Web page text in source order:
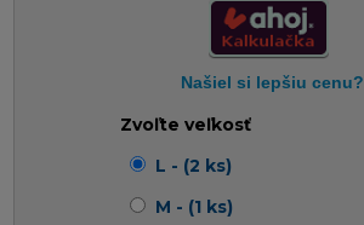
Zvoľte veľkosť
L - (2 ks)
M - (1 ks)